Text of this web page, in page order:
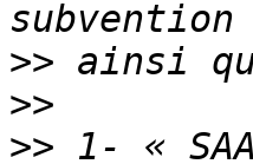
>>
>>
>>